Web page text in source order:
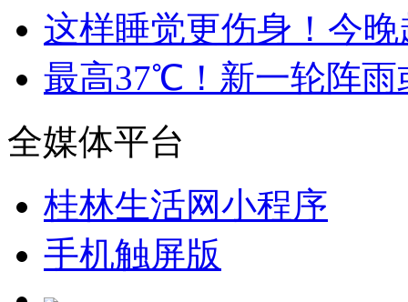
这样睡觉更伤身！今
最高37℃！新一轮阵雨
全媒体平台
桂林生活网小程序
手机触屏版